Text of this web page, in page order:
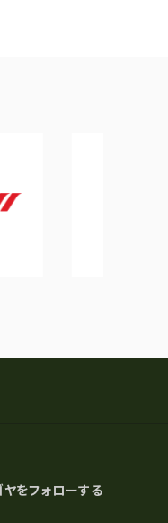
をフォローする